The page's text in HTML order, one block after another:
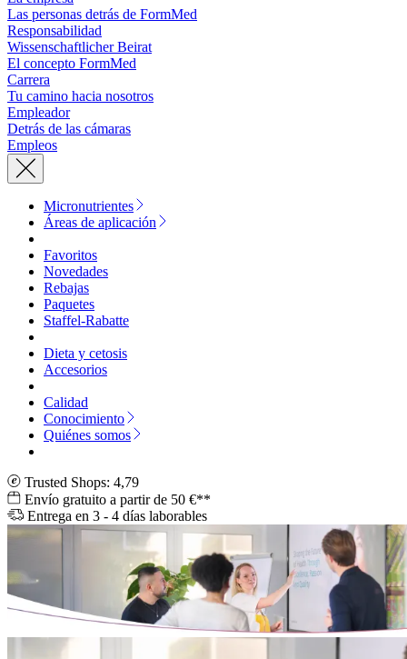
Las personas detrás de FormMed
Responsabilidad
Wissenschaftlicher Beirat
El concepto FormMed
Carrera
Tu camino hacia nosotros
Empleador
Detrás de las cámaras
Empleos
Micronutrientes
Áreas de aplicación
Favoritos
Novedades
Rebajas
Paquetes
Staffel-Rabatte
Dieta y cetosis
Accesorios
Calidad
Conocimiento
Quiénes somos
Trusted Shops: 4,79
Envío gratuito a partir de 50 €**
Entrega en 3 - 4 días laborables